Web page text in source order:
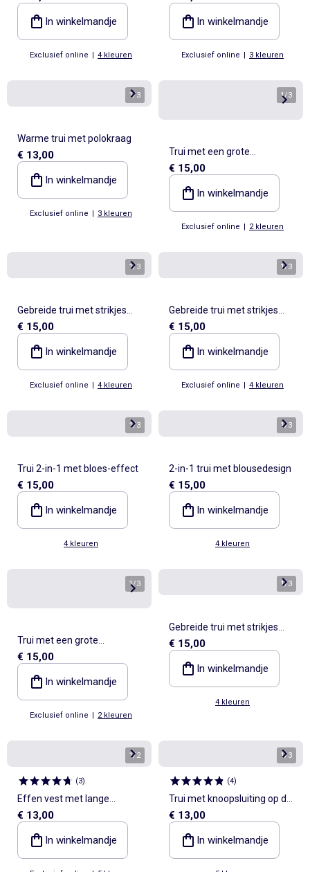
In winkelmandje
Exclusief online | 4 kleuren
In winkelmandje
Exclusief online | 3 kleuren
1/3
Warme trui met polokraag
€ 13,00
In winkelmandje
Exclusief online | 3 kleuren
1/3
Trui met een grote
geborduurde fantasiekraag
€ 15,00
In winkelmandje
Exclusief online | 2 kleuren
1/3
Gebreide trui met strikjes
aan de voorkant
€ 15,00
In winkelmandje
Exclusief online | 4 kleuren
1/3
Gebreide trui met strikjes
aan de voorkant
€ 15,00
In winkelmandje
Exclusief online | 4 kleuren
1/3
Trui 2-in-1 met bloes-effect
€ 15,00
In winkelmandje
4 kleuren
1/3
2-in-1 trui met blousedesign
€ 15,00
In winkelmandje
4 kleuren
1/3
Trui met een grote
geborduurde fantasiekraag
€ 15,00
In winkelmandje
Exclusief online | 2 kleuren
1/3
Gebreide trui met strikjes
aan de voorkant
€ 15,00
In winkelmandje
4 kleuren
1/2
(3)
Effen vest met lange
mouwen
€ 13,00
In winkelmandje
1/3
(4)
Trui met knoopsluiting op de
schouder
€ 13,00
In winkelmandje